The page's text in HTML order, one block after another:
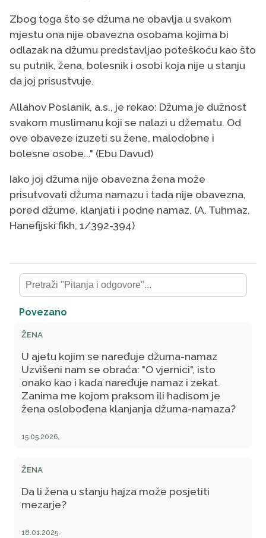
Zbog toga što se džuma ne obavlja u svakom
mjestu ona nije obavezna osobama kojima bi
odlazak na džumu predstavljao poteškoću kao što
su putnik, žena, bolesnik i osobi koja nije u stanju
da joj prisustvuje.
Allahov Poslanik, a.s., je rekao: Džuma je dužnost
svakom muslimanu koji se nalazi u džematu. Od
ove obaveze izuzeti su žene, malodobne i
bolesne osobe..." (Ebu Davud)
Iako joj džuma nije obavezna žena može
prisutvovati džuma namazu i tada nije obavezna,
pored džume, klanjati i podne namaz. (A. Tuhmaz,
Hanefijski fikh, 1/392-394)
Povezano
ŽENA
U ajetu kojim se naređuje džuma-namaz
Uzvišeni nam se obraća: "O vjernici", isto
onako kao i kada naređuje namaz i zekat.
Zanima me kojom praksom ili hadisom je
žena oslobođena klanjanja džuma-namaza?
15.05.2026.
ŽENA
Da li žena u stanju hajza može posjetiti
mezarje?
18.01.2025.